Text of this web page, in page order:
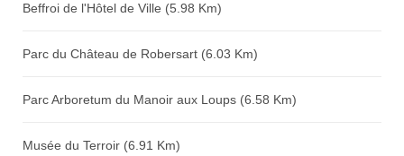
Beffroi de l'Hôtel de Ville (5.98 Km)
Parc du Château de Robersart (6.03 Km)
Parc Arboretum du Manoir aux Loups (6.58 Km)
Musée du Terroir (6.91 Km)